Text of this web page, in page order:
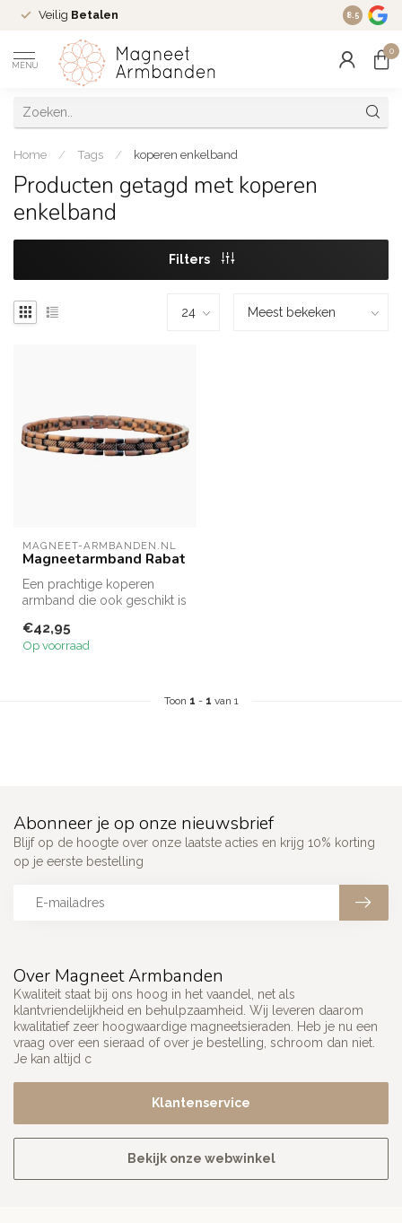
Veilig Betalen Ruim 16
8.5
MENU
0
Home / Tags / koperen enkelband
Producten getagd met koperen
enkelband
Filters
MAGNEET-ARMBANDEN.NL
Magneetarmband Rabat
Een prachtige koperen
armband die ook geschikt is
dragen.
€42,95
Op voorraad
Toon 1 - 1 van 1
Over Magneet Armbanden
Kwaliteit staat bij ons hoog in het vaandel, net als
klantvriendelijkheid en behulpzaamheid. Wij leveren daarom
kwalitatief zeer hoogwaardige magneetsieraden. Heb je nu een
vraag over een sieraad of over je bestelling, schroom dan niet.
Je kan altijd c
Klantenservice
Bekijk onze webwinkel
Abonneer je op onze nieuwsbrief
Blijf op de hoogte over onze laatste acties en krijg 10% korting
op je eerste bestelling